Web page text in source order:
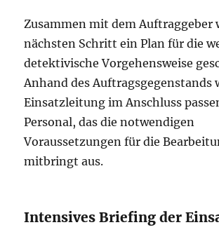
Zusammen mit dem Auftraggeber
nächsten Schritt ein Plan für die
detektivische Vorgehensweise
Anhand des Auftragsgegenstands
Einsatzleitung im Anschluss
Personal, das die notwendigen
Voraussetzungen für die
mitbringt aus.
Intensives Briefing der